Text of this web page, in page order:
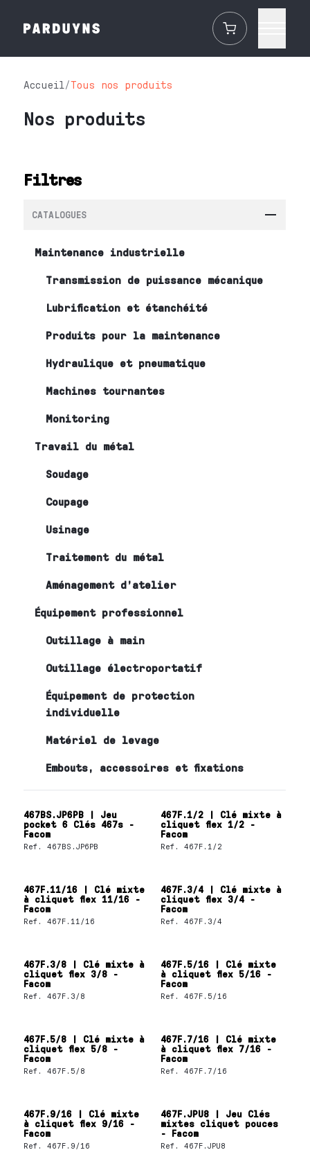
Accueil/Tous nos produits
Nos produits
Filtres
CATALOGUES
Maintenance industrielle
Transmission de puissance mécanique
Lubrification et étanchéité
Produits pour la maintenance
Hydraulique et pneumatique
Machines tournantes
Monitoring
Travail du métal
Soudage
Coupage
Usinage
Traitement du métal
Aménagement d’atelier
Équipement professionnel
Outillage à main
Outillage électroportatif
Équipement de protection
individuelle
Matériel de levage
Embouts, accessoires et fixations
467BS.JP6PB | Jeu
pocket 6 Clés 467s -
Facom
Ref.467BS.JP6PB
467F.1/2 | Clé mixte à
cliquet flex 1/2 -
Facom
Ref. 467F.1/2
467F.11/16 | Clé mixte
à cliquet flex 11/16 -
Facom
Ref.467F.11/16
467F.3/4 | Clé mixte à
cliquet flex 3/4 -
Facom
Ref. 467F.3/4
467F.3/8 | Clé mixte à
cliquet flex 3/8 -
Facom
Ref.467F.3/8
467F.5/16 | Clé mixte
à cliquet flex 5/16 -
Facom
Ref. 467F.5/16
467F.5/8 | Clé mixte à
cliquet flex 5/8 -
Facom
Ref.467F.5/8
467F.7/16 | Clé mixte
à cliquet flex 7/16 -
Facom
Ref. 467F.7/16
467F.9/16 | Clé mixte
à cliquet flex 9/16 -
Facom
Ref.467F.9/16
467F.JPU8 | Jeu Clés
mixtes cliquet pouces
- Facom
Ref. 467F.JPU8